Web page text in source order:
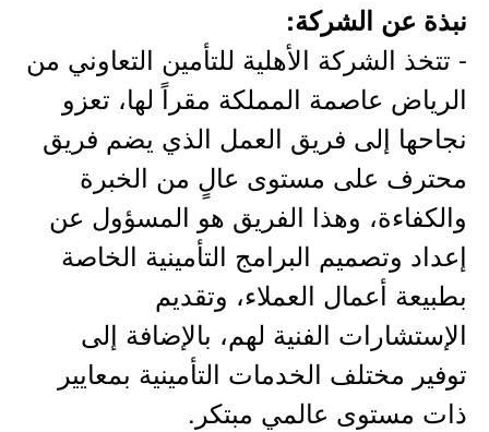
نبذة عن الشركة:
- تتخذ الشركة الأهلية للتأمين التعاوني من
الرياض عاصمة المملكة مقراً لها، تعزو
نجاحها إلى فريق العمل الذي يضم فريق
محترف على مستوى عالٍ من الخبرة
والكفاءة، وهذا الفريق هو المسؤول عن
إعداد وتصميم البرامج التأمينية الخاصة
بطبيعة أعمال العملاء، وتقديم
الإستشارات الفنية لهم، بالإضافة إلى
توفير مختلف الخدمات التأمينية بمعايير
ذات مستوى عالمي مبتكر.